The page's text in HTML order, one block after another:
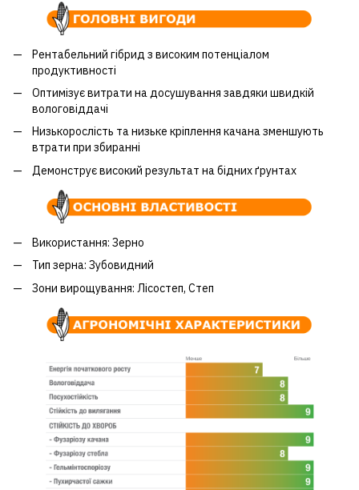
Рентабельний гібрид з високим потенціалом
продуктивності
Оптимізує витрати на досушування завдяки швидкій
вологовіддачі
Низькорослість та низьке кріплення качана зменшують
втрати при збиранні
Демонструє високий результат на бідних ґрунтах
Використання: Зерно
Тип зерна: Зубовидний
Зони вирощування: Лісостеп, Степ